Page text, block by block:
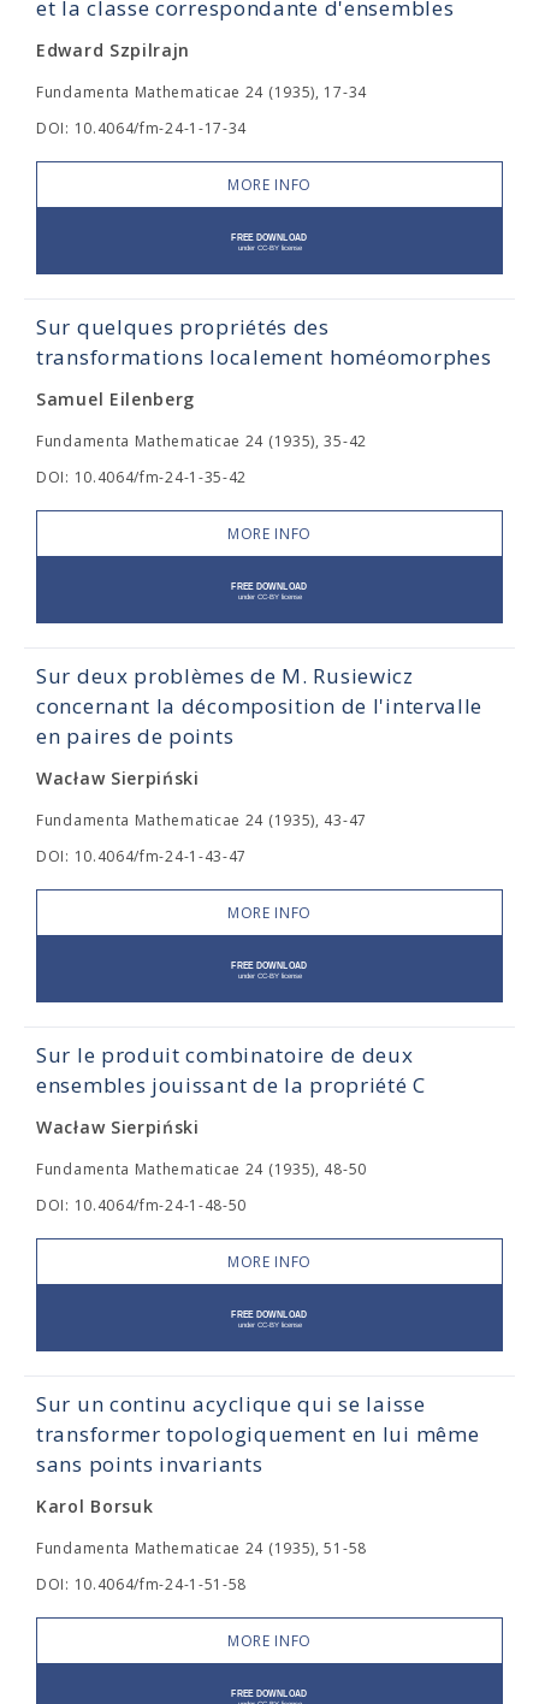
et la classe correspondante d'ensembles
Edward Szpilrajn
Fundamenta Mathematicae 24 (1935), 17-34
DOI: 10.4064/fm-24-1-17-34
MORE INFO
Sur quelques propriétés des
transformations localement homéomorphes
Samuel Eilenberg
Fundamenta Mathematicae 24 (1935), 35-42
DOI: 10.4064/fm-24-1-35-42
MORE INFO
Sur deux problèmes de M. Rusiewicz
concernant la décomposition de l'intervalle
en paires de points
Wacław Sierpiński
Fundamenta Mathematicae 24 (1935), 43-47
DOI: 10.4064/fm-24-1-43-47
MORE INFO
Sur le produit combinatoire de deux
ensembles jouissant de la propriété C
Wacław Sierpiński
Fundamenta Mathematicae 24 (1935), 48-50
DOI: 10.4064/fm-24-1-48-50
MORE INFO
Sur un continu acyclique qui se laisse
transformer topologiquement en lui même
sans points invariants
Karol Borsuk
Fundamenta Mathematicae 24 (1935), 51-58
DOI: 10.4064/fm-24-1-51-58
MORE INFO